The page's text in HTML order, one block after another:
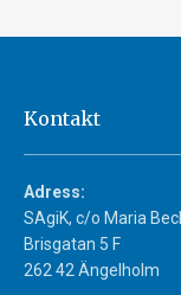
Kontakt
Adress:
SAgiK, c/o Maria
Brisgatan 5 F
262 42 Ängelholm